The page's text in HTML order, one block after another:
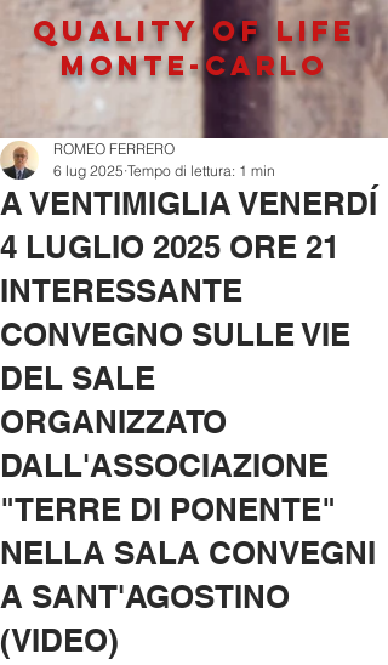
QUALITY OF LIFe
MONTE-CARLO
A VENTIMIGLIA VENERDÍ
4 LUGLIO 2025 ORE 21
INTERESSANTE
CONVEGNO SULLE VIE
DEL SALE
ORGANIZZATO
DALL'ASSOCIAZIONE
"TERRE DI PONENTE"
NELLA SALA CONVEGNI
A SANT'AGOSTINO
(VIDEO)
ROMEO FERRERO
6 lug 2025 Tempo di lettura: 1 min